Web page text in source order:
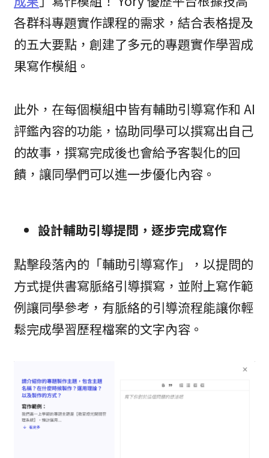
各群科專題實作課程的需求，結合表格提及
的五大要點，創建了多元的專題實作學習成
果寫作模組。
此外，在每個模組中皆有輔助引導寫作和 AI
評鑑內容的功能，協助同學可以撰寫出自己
的故事，撰寫完成後也會給予客製化的回
饋，讓同學們可以進一步優化內容。
設計輔助引導提問，逐步完成寫作
點擊段落內的「輔助引導寫作」，以提問的
方式提供書寫脈絡引導撰寫，並附上寫作範
例讓同學參考，有脈絡的引導流程能讓你輕
鬆完成學習歷程檔案的文字內容。